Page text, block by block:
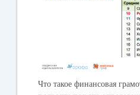
Что такое финансовая